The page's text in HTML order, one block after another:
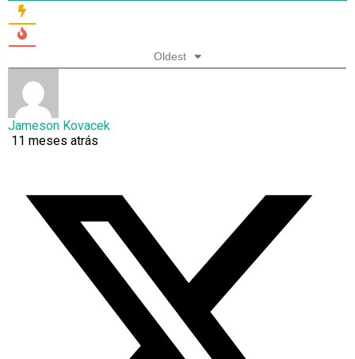
Oldest
Jameson Kovacek
11 meses atrás